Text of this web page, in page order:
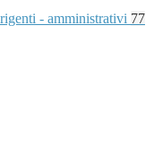
- amministrativi 77